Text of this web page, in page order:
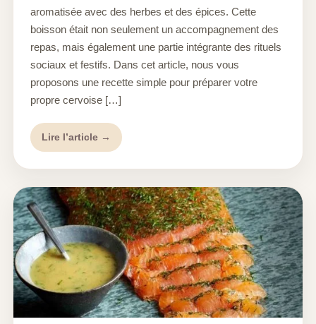
aromatisée avec des herbes et des épices. Cette
boisson était non seulement un accompagnement des
repas, mais également une partie intégrante des rituels
sociaux et festifs. Dans cet article, nous vous
proposons une recette simple pour préparer votre
propre cervoise […]
Lire l’article →